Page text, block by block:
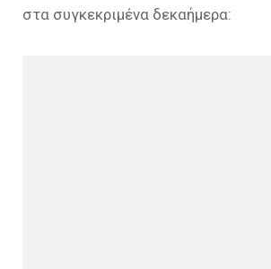
στα συγκεκριμένα δεκαήμερα: